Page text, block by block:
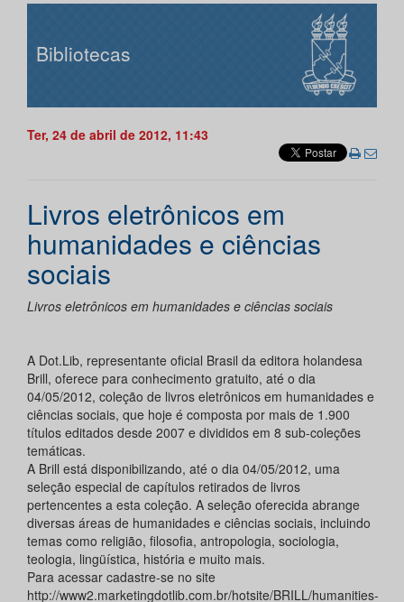
Bibliotecas
Ter, 24 de abril de 2012, 11:43
Livros eletrônicos em
humanidades e ciências
sociais
Livros eletrônicos em humanidades e ciências sociais
A Dot.Lib, representante oficial Brasil da editora holandesa
Brill, oferece para conhecimento gratuito, até o dia
04/05/2012, coleção de livros eletrônicos em humanidades e
ciências sociais, que hoje é composta por mais de 1.900
títulos editados desde 2007 e divididos em 8 sub-coleções
temáticas.
A Brill está disponibilizando, até o dia 04/05/2012, uma
seleção especial de capítulos retirados de livros
pertencentes a esta coleção. A seleção oferecida abrange
diversas áreas de humanidades e ciências sociais, incluindo
temas como religião, filosofia, antropologia, sociologia,
teologia, lingüística, história e muito mais.
Para acessar cadastre-se no site
http://www2.marketingdotlib.com.br/hotsite/BRILL/humanities-